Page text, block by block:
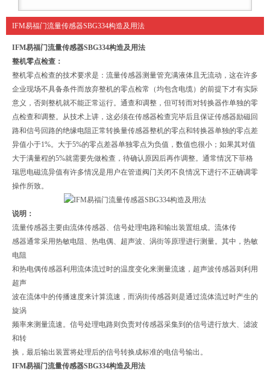
IFM易福门流量传感器SBG334构造及用法
IFM易福门流量传感器SBG334构造及用法
整机零点检查：
整机零点检查的技术要求是：流量传感器测量管充满液体且无流动，这在许多
企业现场不具备条件而放弃整机的零点检常（均包含电缆）的前提下才有实际
意义，否则整机就不能正常运行。通查和调整，但可转而对转换器作单独的零
点检查和调整。从技术上讲，这必须在传感器检查完毕后且保证传感器励磁回
路和信号回路的绝缘电阻正常转换量传感器整机的零点和转换器单独的零点差
异值小于1%。大于5%的零点差器单独零点为负值，数值也很小；如果其对值
大于满量程的5%就需要先做检查，待确认原因后再作调整。通常情况下菲格
瑞思电磁流异值有许多情况是用户在管道阀门关闭不良情况下进行不正确调零
操作所致。
说明：
流量传感器主要由流体传感器、信号处理电路和输出装置组成。流体传
感器通常采用热敏电阻、热电偶、超声波、涡街等原理进行测量。其中，热敏
电阻
和热电偶传感器利用流体流过时的温度变化来测量流速，超声波传感器则利用
超声
波在流体中的传播速度来计算流速，而涡街传感器则是通过流体流过时产生的
旋涡
频率来测量流速。信号处理电路则负责对传感器采集到的信号进行放大、滤波
和转
换，最后输出装置将处理后的信号转换成标准的电信号输出。
IFM易福门流量传感器SBG334构造及用法